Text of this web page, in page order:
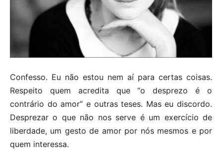
Confesso. Eu não estou nem aí para certas coisas.
Respeito quem acredita que “o desprezo é o
contrário do amor” e outras teses. Mas eu discordo.
Desprezar o que não nos serve é um exercício de
liberdade, um gesto de amor por nós mesmos e por
quem interessa.